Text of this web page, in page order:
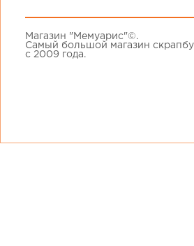
Магазин "Мемуарис"©.
Самый большой магазин
с 2009 года.